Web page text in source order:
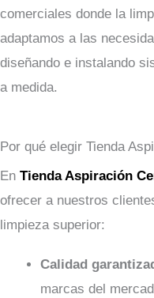
comerciales donde la
adaptamos a las
diseñando e instalando
a medida.
Por qué elegir Tienda
En Tienda Aspiración
ofrecer a nuestros
limpieza superior:
Calidad
marcas del